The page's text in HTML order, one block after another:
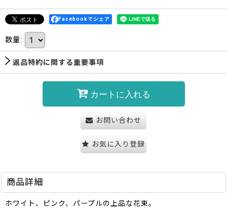
Facebookでシェア
数量:
返品特約に関する重要事項
カートに入れる
お問い合わせ
お気に入り登録
商品詳細
ホワイト、ピンク、パープルの上品な花束。